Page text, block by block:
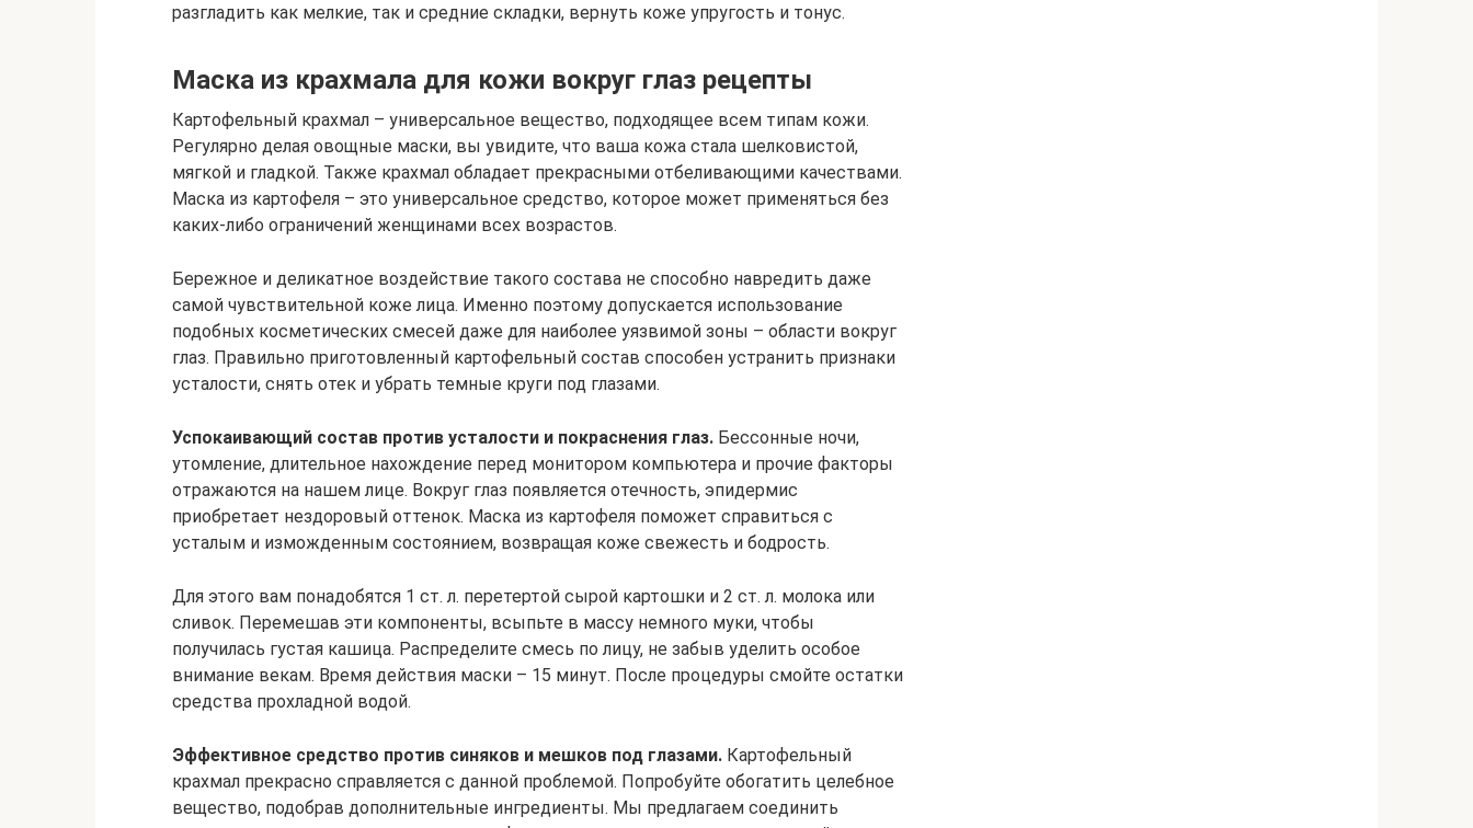
разгладить как мелкие, так и средние складки, вернуть коже упругость и тонус.
Маска из крахмала для кожи вокруг глаз рецепты
Картофельный крахмал – универсальное вещество, подходящее всем типам кожи.
Регулярно делая овощные маски, вы увидите, что ваша кожа стала шелковистой,
мягкой и гладкой. Также крахмал обладает прекрасными отбеливающими качествами.
Маска из картофеля – это универсальное средство, которое может применяться без
каких-либо ограничений женщинами всех возрастов.
Бережное и деликатное воздействие такого состава не способно навредить даже
самой чувствительной коже лица. Именно поэтому допускается использование
подобных косметических смесей даже для наиболее уязвимой зоны – области вокруг
глаз. Правильно приготовленный картофельный состав способен устранить признаки
усталости, снять отек и убрать темные круги под глазами.
Успокаивающий состав против усталости и покраснения глаз. Бессонные ночи,
утомление, длительное нахождение перед монитором компьютера и прочие факторы
отражаются на нашем лице. Вокруг глаз появляется отечность, эпидермис
приобретает нездоровый оттенок. Маска из картофеля поможет справиться с
усталым и изможденным состоянием, возвращая коже свежесть и бодрость.
Для этого вам понадобятся 1 ст. л. перетертой сырой картошки и 2 ст. л. молока или
сливок. Перемешав эти компоненты, всыпьте в массу немного муки, чтобы
получилась густая кашица. Распределите смесь по лицу, не забыв уделить особое
внимание векам. Время действия маски – 15 минут. После процедуры смойте остатки
средства прохладной водой.
Эффективное средство против синяков и мешков под глазами. Картофельный
крахмал прекрасно справляется с данной проблемой. Попробуйте обогатить целебное
вещество, подобрав дополнительные ингредиенты. Мы предлагаем соединить